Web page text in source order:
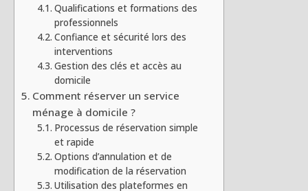
Qualifications et formations des
professionnels
Confiance et sécurité lors des
interventions
Gestion des clés et accès au
domicile
Comment réserver un service
ménage à domicile ?
Processus de réservation simple
et rapide
Options d’annulation et de
modification de la réservation
Utilisation des plateformes en